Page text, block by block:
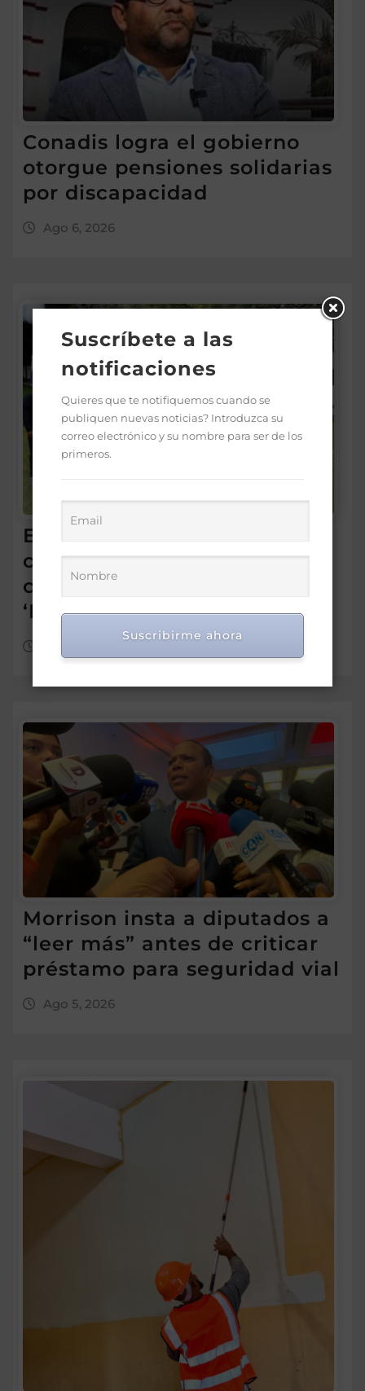
Conadis logra el gobierno
otorgue pensiones solidarias
por discapacidad
Ago 6, 2026
Embajada Dominicana y
comunidad en Chile reciben
con entusiasmo a las
‘Princesas del Caribe’
Morrison insta a diputados a
“leer más” antes de criticar
préstamo para seguridad vial
Ago 5, 2026
Suscríbete a las
notificaciones
Quieres que te notifiquemos cuando se
publiquen nuevas noticias? Introduzca su
correo electrónico y su nombre para ser de los
primeros.
Suscribirme ahora